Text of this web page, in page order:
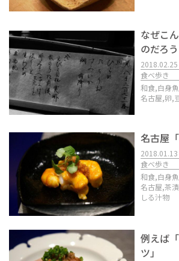
なぜこ
のだろう
2018.02.25
食べ歩き
和食,白身
名古屋,卵,
名古屋
2018.01.13
食べ歩き
和食,白身
名古屋,茶
しる汁物
例えば
ツ」